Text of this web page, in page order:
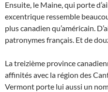
Ensuite, le Maine, qui porte
excentrique ressemble
plus canadien qu’américain.
patronymes français. Et de
La treizième province
affinités avec la région des
Vermont porte lui aussi un